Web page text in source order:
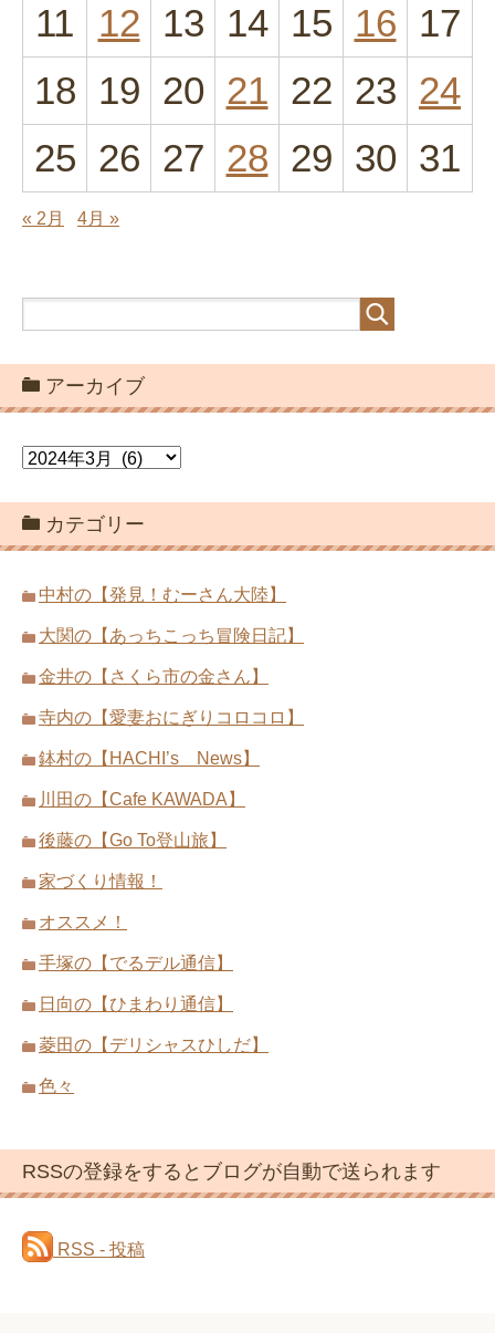
11
12 13 14 15 16 17
18 19 20 21 22 23 24
25 26 27 28 29 30 31
« 2月 4月 »
アーカイブ
ア
カ
イ
ブ
カテゴリー
中村の【発見！むーさん大陸】
大関の【あっちこっち冒険日記】
金井の【さくら市の金さん】
寺内の【愛妻おにぎりコロコロ】
鉢村の【HACHI’s News】
川田の【Cafe KAWADA】
後藤の【Go To登山旅】
家づくり情報！
オススメ！
手塚の【でるデル通信】
日向の【ひまわり通信】
菱田の【デリシャスひしだ】
色々
RSSの登録をするとブログが自動で送られます
RSS - 投稿